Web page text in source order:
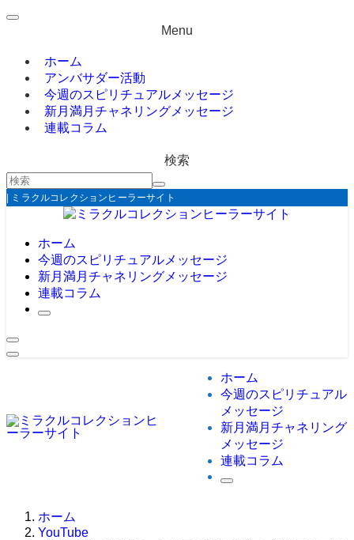
Menu
ホーム
アンバサダー活動
今週のスピリチュアルメッセージ
新月満月チャネリングメッセージ
連載コラム
検索
| ミラクルコレクションヒーラーサイト
ホーム
今週のスピリチュアルメッセージ
新月満月チャネリングメッセージ
連載コラム
ホーム
今週のスピリチュアル
メッセージ
新月満月チャネリング
メッセージ
連載コラム
ホーム
YouTube